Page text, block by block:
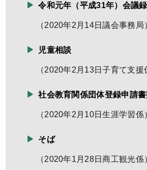
令和元年（平成31年）会議録
（2020年2月14日議会事務局
児童相談
（2020年2月13日子育て支援
社会教育関係団体登録申請書
（2020年2月10日生涯学習係
そば
（2020年1月28日商工観光係